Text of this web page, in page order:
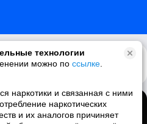
технологии
можно по ссылке
наркотики и связанная с ними
наркотических
и их аналогов причиняет
Lil' Scrappy)